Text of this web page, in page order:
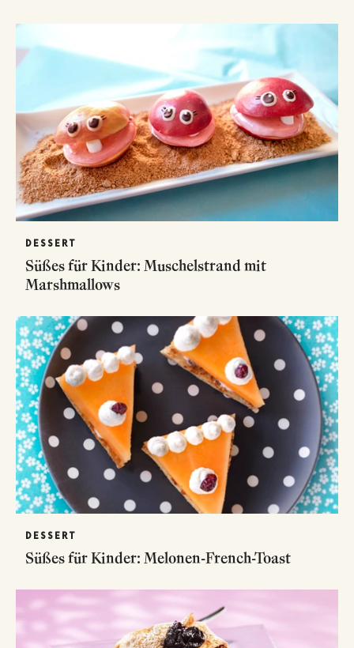
DESSERT
Süßes für Kinder: Muschelstrand mit
Marshmallows
DESSERT
Süßes für Kinder: Melonen-French-Toast